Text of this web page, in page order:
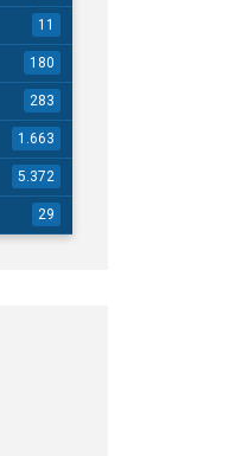
11
180
283
1.663
5.372
29